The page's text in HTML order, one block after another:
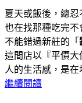
夏天或飯後，總
也在找那種吃完
不能錯過新莊的「
這間店以『平價
人的生活感，是在
繼續閱讀